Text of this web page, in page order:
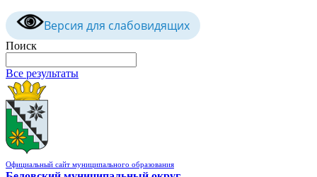
Версия для слабовидящих
Поиск
Все результаты
Официальный сайт муниципального образования